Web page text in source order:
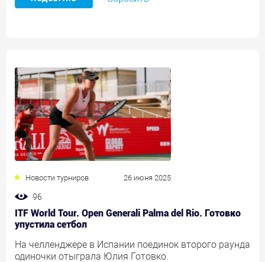
Новости турниров 26 июня 2025
96
ITF World Tour. Open Generali Palma del Rio. Готовко
упустила сетбол
На челленджере в Испании поединок второго раунда
одиночки отыграла Юлия Готовко.